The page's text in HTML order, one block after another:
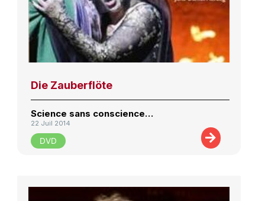
Die Zauberflöte
Science sans conscience…
22 Juil 2014
DVD